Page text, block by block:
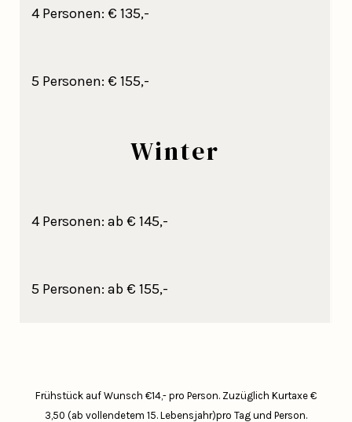
4 Personen: € 135,-
5 Personen: € 155,-
Winter
4 Personen: ab € 145,-
5 Personen: ab € 155,-
Frühstück auf Wunsch €14,- pro Person. Zuzüglich Kurtaxe €
3,50 (ab vollendetem 15. Lebensjahr)pro Tag und Person.